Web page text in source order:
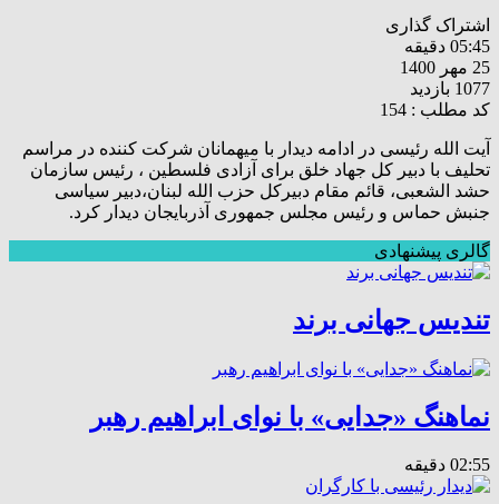
اشتراک گذاری
05:45 دقیقه
25 مهر 1400
1077 بازدید
کد مطلب : 154
آیت الله رئیسی در ادامه دیدار با میهمانان شرکت کننده در مراسم
تحلیف با دبیر کل جهاد خلق برای آزادی فلسطین ، رئیس سازمان
حشد الشعبی، قائم مقام دبیرکل حزب الله لبنان،دبیر سیاسی
جنبش حماس و رئیس مجلس جمهوری آذربایجان دیدار کرد.
گالری پیشنهادی
تندیس جهانی برند
نماهنگ «جدایی» با نوای ابراهیم رهبر
02:55 دقیقه